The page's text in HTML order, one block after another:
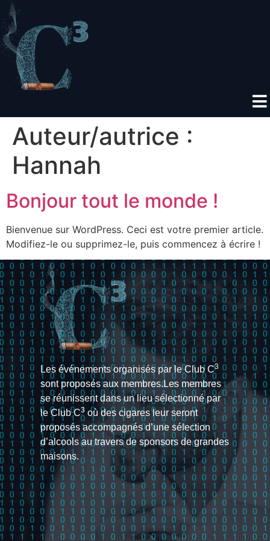
Auteur/autrice :
Hannah
Bonjour tout le monde !
Bienvenue sur WordPress. Ceci est votre premier article.
Modifiez-le ou supprimez-le, puis commencez à écrire !
Les événements organisés par le Club C3
sont proposés aux membres.Les membres
se réunissent dans un lieu sélectionné par
le Club C3 où des cigares leur seront
proposés accompagnés d’une sélection
d’alcools au travers de sponsors de grandes
maisons.